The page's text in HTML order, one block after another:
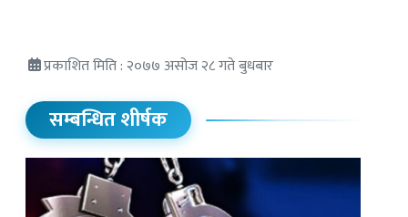
प्रकाशित मिति : २०७७ असोज २८ गते बुधबार
सम्बन्धित शीर्षक